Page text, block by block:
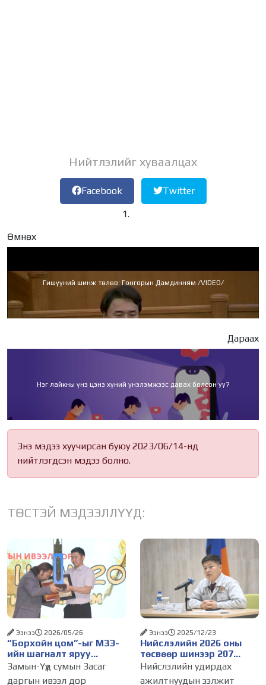
Нийтлэлийг хуваалцах
Facebook Twitter
Өмнөх
Гишүүний шинж төлөв: Гонгорын Дамдинням /VIDEO/
Дараах
Нэг лайкны үнэ цэнэ хүний үнэлэмжээс давах болсон уу?
Энэ мэдээ хуучирсан буюу 2023/06/14-нд
нийтлэгдсэн мэдээ болно.
ТӨСТЭЙ МЭДЭЭЛЛҮҮД:
“Борхойн цом”-ыг МЗЭ-
ийн шагналт яруу
найрагч Э.Анхбаяр
Ээнээ 2026/05/26
Замын-Үүд сумын Засаг
даргын ивээл дор
Нийслэлийн 2026 оны
төсвөөр шинээр 207
төсөл, арга хэмжээ
хэрэгжүүлнэ
Ээнээ 2025/12/23
Нийслэлийн удирдах
ажилтнуудын ээлжит